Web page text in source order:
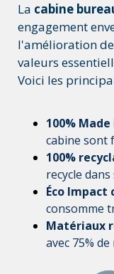
La cabine
engagement
l'amélioration
valeurs
Voici les
100%
cabine sont
100%
recycle
Éco Impact
consomme
Matériaux
avec 75%